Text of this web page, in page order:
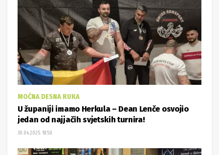
MOĆNA DESNA RUKA
U županiji imamo Herkula – Dean Lenče osvojio
jedan od najjačih svjetskih turnira!
30.04.2025. 18:50